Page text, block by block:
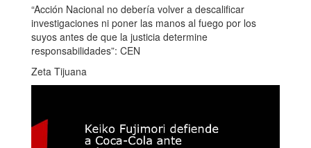
“Acción Nacional no debería volver a descalificar
investigaciones ni poner las manos al fuego por los
suyos antes de que la justicia determine
responsabilidades”: CEN
Zeta Tijuana